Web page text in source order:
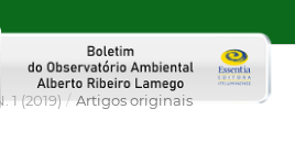
1 (2019) / Artigos originais